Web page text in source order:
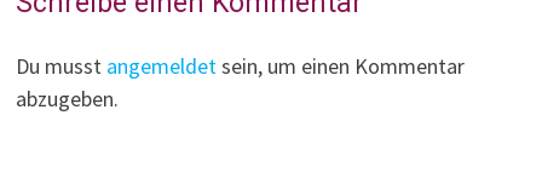
Du musst angemeldetsein, um einen Kommentar
abzugeben.